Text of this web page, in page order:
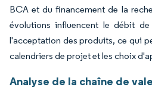
BCA et du financement de la
évolutions influencent le débit
l'acceptation des produits, ce qui
calendriers de projet et les choix
Analyse de la chaîne de